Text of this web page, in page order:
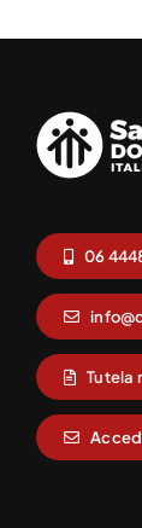
06
Tutela